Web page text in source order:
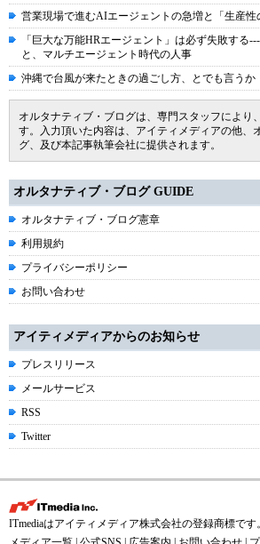
営業現場で進むAIエージェントの急増と「生産
「巨大な万能HRエージェント」は必ず失敗する
と、マルチエージェント時代の人事
沖縄で台風が来たときの過ごし方、とでも言うか
オルタナティブ・ブログは、専門スタッフにより
す。入力頂いた内容は、アイティメディアの他、
グ、及び本記事執筆会社に提供されます。
オルタナティブ・ブログ GUIDE
オルタナティブ・ブログ憲章
利用規約
プライバシーポリシー
お問い合わせ
アイティメディアからのお知らせ
プレスリリース
メールサービス
RSS
Twitter
ITmediaはアイティメディア株式会社の登録商標です。